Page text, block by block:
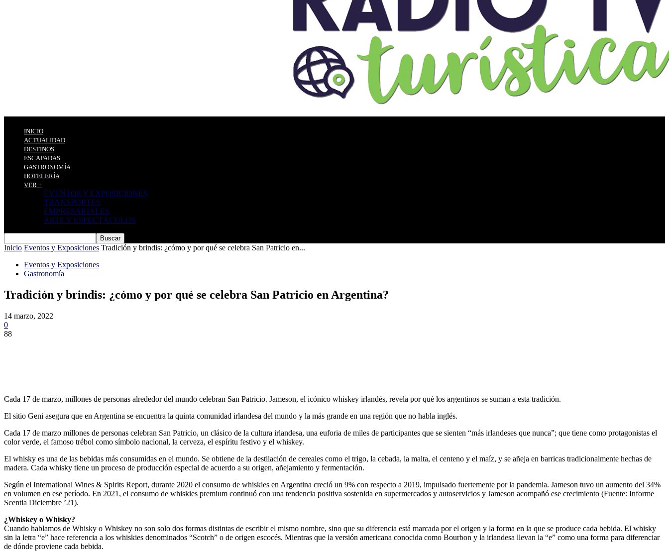
INICIO
ACTUALIDAD
DESTINOS
ESCAPADAS
GASTRONOMÍA
HOTELERÍA
VER +
EVENTOS Y EXPOSICIONES
TRANSPORTES
EMPRESARIALES
ARTE Y ESPECTÁCULOS
Inicio Eventos y Exposiciones Tradición y brindis: ¿cómo y por qué se celebra San Patricio en...
Eventos y Exposiciones
Gastronomía
Tradición y brindis: ¿cómo y por qué se celebra San Patricio en Argentina?
14 marzo, 2022
0
88
Cada 17 de marzo, millones de personas alrededor del mundo celebran San Patricio. Jameson, el icónico whiskey irlandés, revela por qué los argentinos se suman a esta tradición.
El sitio Geni asegura que en Argentina se encuentra la quinta comunidad irlandesa del mundo y la más grande en una región que no habla inglés.
Cada 17 de marzo millones de personas celebran San Patricio, un clásico de la cultura irlandesa, una euforia de miles de participantes que se sienten “más irlandeses que nunca”; que tiene como protagonistas el
color verde, el famoso trébol como símbolo nacional, la cerveza, el espíritu festivo y el whiskey.
El whisky es una de las bebidas más consumidas en el mundo. Se obtiene de la destilación de cereales como el trigo, la cebada, la malta, el centeno y el maíz, y se añeja en barricas tradicionalmente hechas de
madera. Cada whisky tiene un proceso de producción especial de acuerdo a su origen, añejamiento y fermentación.
Según el International Wines & Spirits Report, durante 2020 el consumo de whiskies en Argentina creció un 9% con respecto a 2019, impulsado fuertemente por la pandemia. Jameson tuvo un aumento del 34%
en volumen en ese período. En 2021, el consumo de whiskies premium continuó con una tendencia positiva sostenida en supermercados y autoservicios y Jameson acompañó ese crecimiento (Fuente: Informe
Scentia Diciembre ’21).
¿Whiskey o Whisky?
Cuando hablamos de Whisky o Whiskey no son solo dos formas distintas de escribir el mismo nombre, sino que su diferencia está marcada por el origen y la forma en la que se produce cada bebida. El whisky
sin la letra “e” hace referencia a los whiskies denominados “Scotch” o de origen escocés. Mientras que la versión americana conocida como Bourbon y la irlandesa llevan la “e” como una forma para diferenciar
de dónde proviene cada bebida.